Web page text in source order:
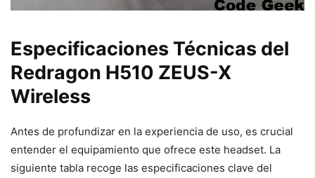
Especificaciones Técnicas del
Redragon H510 ZEUS-X
Wireless
Antes de profundizar en la experiencia de uso, es crucial
entender el equipamiento que ofrece este headset. La
siguiente tabla recoge las especificaciones clave del